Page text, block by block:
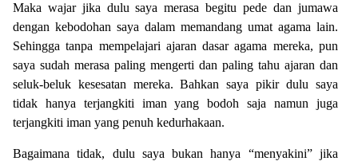
Maka wajar jika dulu saya merasa begitu pede dan jumawa
dengan kebodohan saya dalam memandang umat agama lain.
Sehingga tanpa mempelajari ajaran dasar agama mereka, pun
saya sudah merasa paling mengerti dan paling tahu ajaran dan
seluk-beluk kesesatan mereka. Bahkan saya pikir dulu saya
tidak hanya terjangkiti iman yang bodoh saja namun juga
terjangkiti iman yang penuh kedurhakaan.
Bagaimana tidak, dulu saya bukan hanya “menyakini” jika